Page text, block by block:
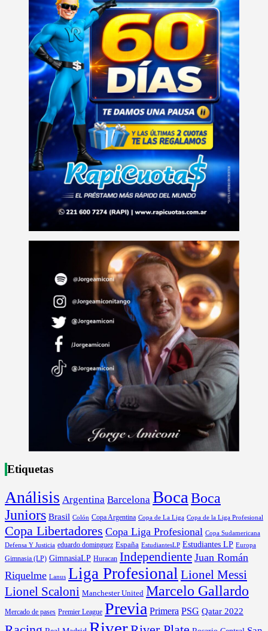
Etiquetas
Análisis Argentina Barcelona Boca Boca
Juniors Brasil Colón Copa Argentina Copa de La Liga Copa de la Liga Profesional
Copa Libertadores Copa Liga Profesional Copa Sudamericana
Defensa Y Justicia eduardo dominguez España EstudiantesLP Estudiantes LP Europa
Gimnasia (LP) GimnasiaLP Huracan Independiente Juan Román
Riquelme Lanus Liga Profesional Lionel Messi
Lionel Scaloni Manchester United Marcelo Gallardo
Mercado de pases Premier League Previa Primera PSG Qatar 2022